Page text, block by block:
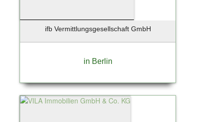
ifb Vermittlungsgesellschaft GmbH
in Berlin